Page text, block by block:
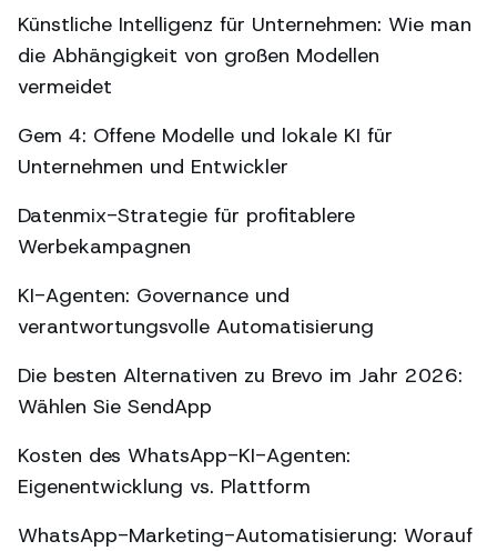
Künstliche Intelligenz für Unternehmen: Wie man
die Abhängigkeit von großen Modellen
vermeidet
Gem 4: Offene Modelle und lokale KI für
Unternehmen und Entwickler
Datenmix-Strategie für profitablere
Werbekampagnen
KI-Agenten: Governance und
verantwortungsvolle Automatisierung
Die besten Alternativen zu Brevo im Jahr 2026:
Wählen Sie SendApp
Kosten des WhatsApp-KI-Agenten:
Eigenentwicklung vs. Plattform
WhatsApp-Marketing-Automatisierung: Worauf